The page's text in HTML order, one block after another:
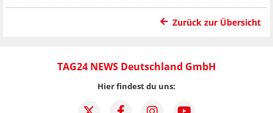
Zurück zur Übersicht
TAG24 NEWS Deutschland GmbH
Hier findest du uns: